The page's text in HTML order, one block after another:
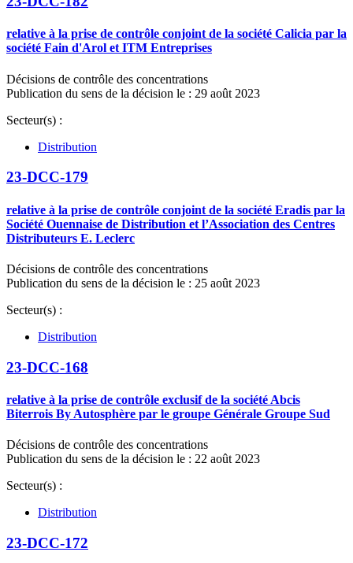
relative à la prise de contrôle conjoint de la société Calicia par la
société Fain d'Arol et ITM Entreprises
Décisions de contrôle des concentrations
Publication du sens de la décision le : 29 août 2023
Secteur(s) :
Distribution
23-DCC-179
relative à la prise de contrôle conjoint de la société Eradis par la
Société Ouennaise de Distribution et l’Association des Centres
Distributeurs E. Leclerc
Décisions de contrôle des concentrations
Publication du sens de la décision le : 25 août 2023
Secteur(s) :
Distribution
23-DCC-168
relative à la prise de contrôle exclusif de la société Abcis
Biterrois By Autosphère par le groupe Générale Groupe Sud
Décisions de contrôle des concentrations
Publication du sens de la décision le : 22 août 2023
Secteur(s) :
Distribution
23-DCC-172